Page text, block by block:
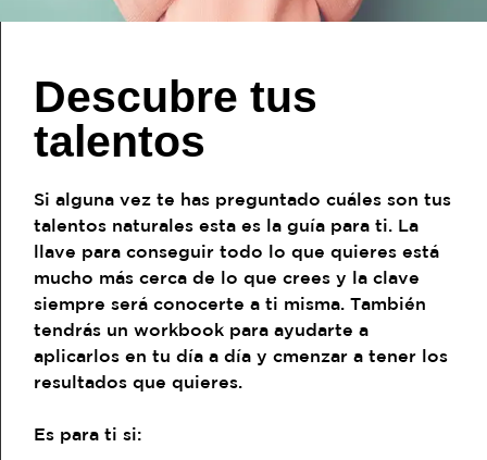
Descubre tus
talentos
Si alguna vez te has preguntado cuáles son tus
talentos naturales esta es la guía para ti. La
llave para conseguir todo lo que quieres está
mucho más cerca de lo que crees y la clave
siempre será conocerte a ti misma. También
tendrás un workbook para ayudarte a
aplicarlos en tu día a día y cmenzar a tener los
resultados que quieres.
Es para ti si: